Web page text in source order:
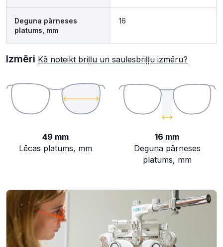
Deguna pārneses
platums, mm
16
Izmēri Kā noteikt briļļu un saulesbriļļu izmēru?
49 mm
Lēcas platums, mm
16 mm
Deguna pārneses
platums, mm